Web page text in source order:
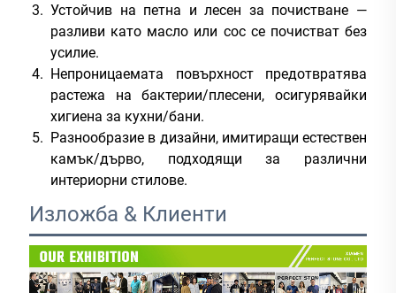
Устойчив на петна и лесен за почистване —
разливи като масло или сос се почистват без
усилие.
Непроницаемата повърхност предотвратява
растежа на бактерии/плесени, осигурявайки
хигиена за кухни/бани.
Разнообразие в дизайни, имитиращи естествен
камък/дърво, подходящи за различни
интериорни стилове.
Изложбa & Клиенти